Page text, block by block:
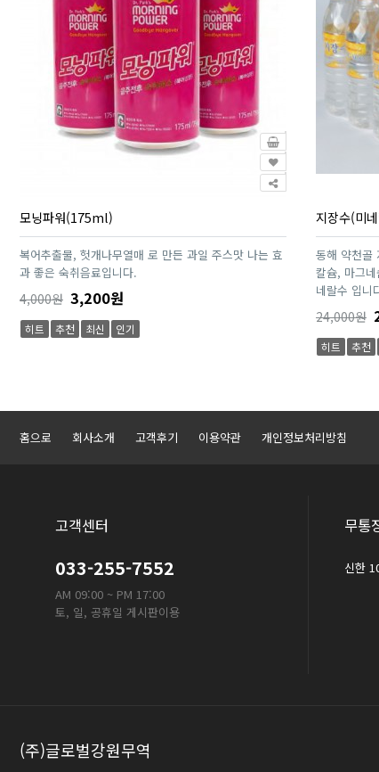
모닝파워(175ml)
복어추출물, 헛개나무열매 로 만든 과일 주스맛 나는 효
과 좋은 숙취음료입니다.
4,000원 3,200원
히트 추천 최신 인기
지장수(미
동해 약천골
칼슘, 마그
네랄수 입니
24,000원
히트 추천
홈으로 회사소개 고객후기 이용약관 개인정보처리방침
고객센터
033-255-7552
AM 09:00 ~ PM 17:00
토, 일, 공휴일 게시판이용
무통
신한
(주)글로벌강원무역